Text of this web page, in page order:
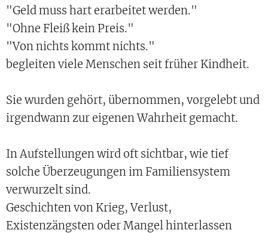
"Geld muss hart erarbeitet werden."
"Ohne Fleiß kein Preis."
"Von nichts kommt nichts."
begleiten viele Menschen seit früher Kindheit.
Sie wurden gehört, übernommen, vorgelebt und
irgendwann zur eigenen Wahrheit gemacht.
In Aufstellungen wird oft sichtbar, wie tief
solche Überzeugungen im Familiensystem
verwurzelt sind.
Geschichten von Krieg, Verlust,
Existenzängsten oder Mangel hinterlassen